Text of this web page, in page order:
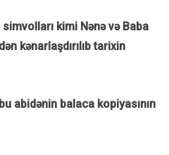
kimi Nənə və Baba
kənarlaşdırılıb tarixin
abidənin balaca kopiyasının